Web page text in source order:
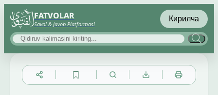
FATVOLAR
Savol & Javob Platformasi
Кирилча